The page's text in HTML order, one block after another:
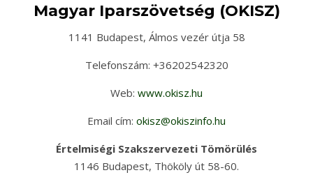
Magyar Iparszövetség (OKISZ)
1141 Budapest, Álmos vezér útja 58
Telefonszám: +36202542320
Web: www.okisz.hu
Email cím: okisz@okiszinfo.hu
Értelmiségi Szakszervezeti Tömörülés
1146 Budapest, Thököly út 58-60.